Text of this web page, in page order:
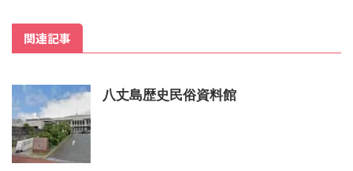
関連記事
八丈島歴史民俗資料館